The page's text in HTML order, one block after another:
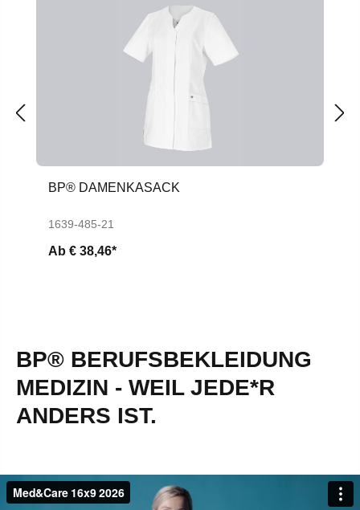
BP® DAMENKASACK
1639-485-21
Ab € 38,46*
BP® BERUFSBEKLEIDUNG
MEDIZIN - WEIL JEDE*R
ANDERS IST.